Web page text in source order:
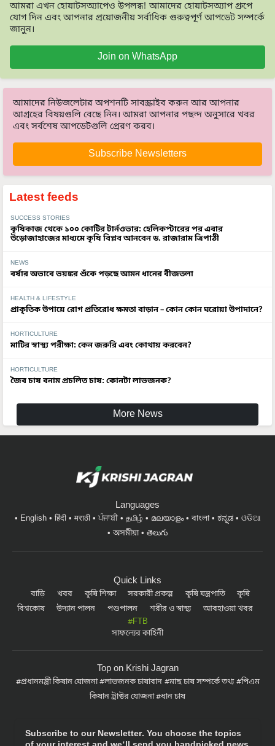
আমরা এখন হোয়াটসঅ্যাপেও উপলব্ধ! আমাদের হোয়াটসঅ্যাপ গ্রুপে
যোগ দিন এবং আপনার প্রয়োজনীয় সর্বাধিক গুরুত্বপূর্ণ আপডেট সম্পর্কে
জানুন।
Join on WhatsApp
আমাদের নিউজলেটার অপশনটি সাবস্ক্রাইব করুন আর আপনার
আগ্রহের বিষয়গুলি বেছে নিন। আমরা আপনার পছন্দ অনুসারে খবর
এবং সর্বশেষ আপডেটগুলি প্রেরণ করব।
Subscribe Newsletters
Latest feeds
SUCCESS STORIES
কৃষিকাজ থেকে ১০০ কোটির টার্নওভার: হেলিকপ্টারের পর এবার
উড়োজাহাজের মাধ্যমে কৃষি বিপ্লব আনবেন ড. রাজারাম ত্রিপাঠী
NEWS
বর্ষার অভাবে ভয়ঙ্কর শুঁকে পড়ছে আমন ধানের বীজতলা
HEALTH & LIFESTYLE
প্রাকৃতিক উপায়ে রোগ প্রতিরোধ ক্ষমতা বাড়ান – কোন কোন ঘরোয়া উপাদানে?
HORTICULTURE
মাটির স্বাস্থ্য পরীক্ষা: কেন জরুরি এবং কোথায় করবেন?
HORTICULTURE
জৈব চাষ বনাম প্রচলিত চাষ: কোনটা লাভজনক?
More News
Languages
English हिंदी मराठी ਪੰਜਾਬੀ தமிழ் മലയാളം বাংলা ಕನ್ನಡ
ଓଡିଆ
অসমীয়া
తెలుగు
Quick Links
বাড়ি খবর কৃষি শিক্ষা সরকারী প্রকল্প কৃষি যন্ত্রপাতি
কৃষি
বিশ্বকোষ
উদ্যান পালন পশুপালন শরীর ও স্বাস্থ্য
আবহাওয়া খবর
#FTB
সাফল্যের কাহিনী
Top on Krishi Jagran
প্রধানমন্ত্রী কিষান যোজনা লাভজনক চাষাবাদ মাছ চাষ সম্পর্কে তথ্য
পিএম
কিষান ট্রাক্টর যোজনা ধান চাষ
Subscribe to our Newsletter. You choose the topics